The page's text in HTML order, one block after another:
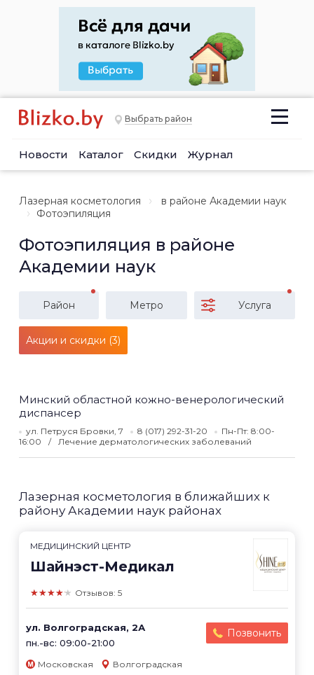
Выбрать район
Новости Каталог Скидки Журнал
Лазерная косметология
в районе Академии наук
Фотоэпиляция
Фотоэпиляция в районе
Академии наук
Район Метро Услуга
Акции и скидки (3)
Минский областной кожно-венерологический
диспансер
ул. Петруся Бровки, 7 8 (017) 292-31-20
Пн-Пт: 8:00-
16:00
Лечение дерматологических заболеваний
Лазерная косметология в ближайших к
району Академии наук районах
МЕДИЦИНСКИЙ ЦЕНТР
Шайнэст-Медикал
★★★★★ Отзывов: 5
ул. Волгоградская, 2А
пн.-вс: 09:00-21:00
Позвонить
Московская Волгоградская